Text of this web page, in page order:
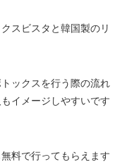
スビスタと韓国製のリ
ックスを行う際の流れ
イメージしやすいです
料で行ってもらえます